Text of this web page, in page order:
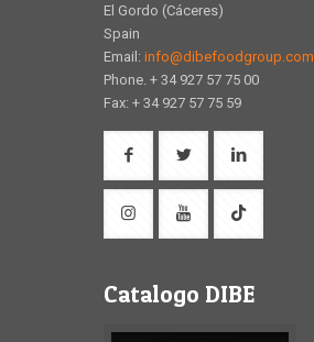
El Gordo (Cáceres)
Spain
Email: info@dibefoodgroup.com
Phone. + 34 927 57 75 00
Fax: + 34 927 57 75 59
Catalogo DIBE